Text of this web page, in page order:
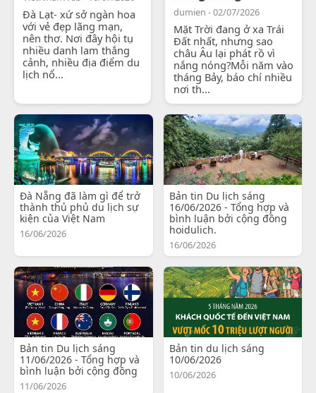
Đà Lạt- xứ sở ngàn hoa
với vẻ đẹp lãng mạn,
nên thơ. Nơi đây hội tụ
nhiều danh lam thắng
cảnh, nhiều địa điểm du
lịch nổ...
dumien - 02/07/2026
Mặt Trời đang ở xa Trái
Đất nhất, nhưng sao
châu Âu lại phát rồ vì
nắng nóng?Mỗi năm vào
tháng Bảy, báo chí nhiều
nơi th...
Đà Nẵng đã làm gì để trở
thành thủ phủ du lịch sự
kiện của Việt Nam
16/06/2026
Bản tin Du lịch sáng
16/06/2026 - Tổng hợp và
bình luận bởi cộng đồng
hoidulich.
16/06/2026
Bản tin Du lịch sáng
11/06/2026 - Tổng hợp và
bình luận bởi cộng đồng
11/06/2026
Bản tin du lịch sáng
10/06/2026
10/06/2026